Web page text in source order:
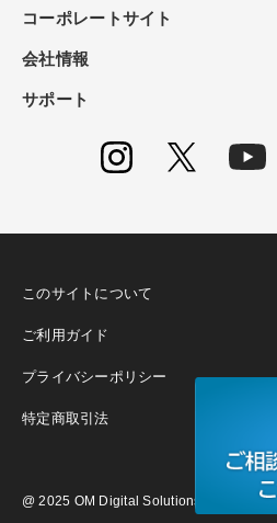
コーポレートサイト
会社情報
サポート
このサイトについて
ご利用ガイド
プライバシーポリシー
特定商取引法
@ 2025 OM Digital Solutions Corporation